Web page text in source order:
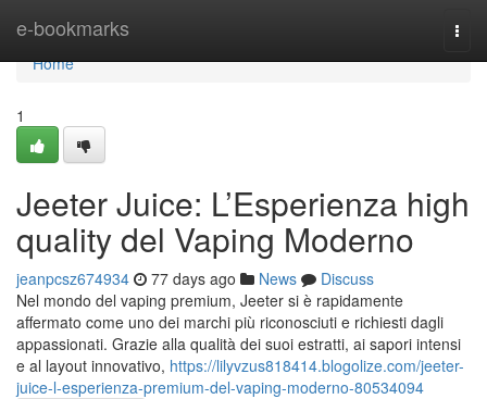
e-bookmarks
Home
Home
1
Jeeter Juice: L’Esperienza high
quality del Vaping Moderno
jeanpcsz674934 77 days ago News
Discuss
Nel mondo del vaping premium, Jeeter si è rapidamente
affermato come uno dei marchi più riconosciuti e richiesti dagli
appassionati. Grazie alla qualità dei suoi estratti, ai sapori intensi
e al layout innovativo, https://lilyvzus818414.blogolize.com/jeeter-
juice-l-esperienza-premium-del-vaping-moderno-80534094